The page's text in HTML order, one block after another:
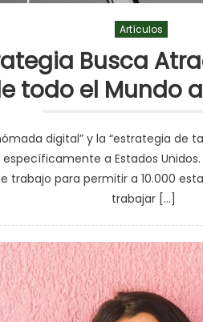
Artículos
Busca
todo el Mundo
digital” y la “estrategia de
a Estados Unidos.
trabajo para permitir a 10.000
trabajar […]